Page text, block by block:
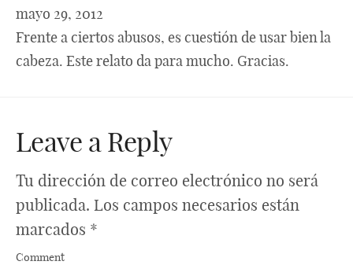
mayo 29, 2012
Frente a ciertos abusos, es cuestión de usar bien la
cabeza. Este relato da para mucho. Gracias.
Leave a Reply
Tu dirección de correo electrónico no será
publicada. Los campos necesarios están
marcados *
Comment